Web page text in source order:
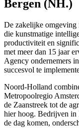
Bergen (NH.)
De zakelijke
die kunstmatige
productiviteit en
met meer dan 15 jaar
Agency ondernemers
succesvol te
Noord-Holland
Metropoolregio
de Zaanstreek tot de
hier hoog. Bedrijven in
de dag komen,